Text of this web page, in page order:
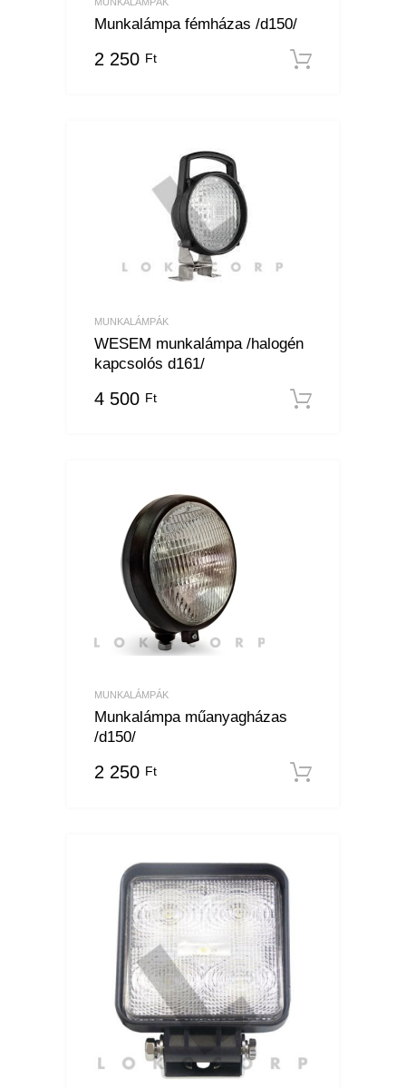
Munkalámpa fémházas /d150/
2 250 Ft
MUNKALÁMPÁK
WESEM munkalámpa /halogén
kapcsolós d161/
4 500 Ft
MUNKALÁMPÁK
Munkalámpa műanyagházas
/d150/
2 250 Ft